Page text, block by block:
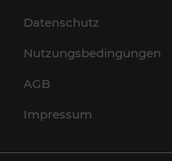
Datenschutz
Nutzungsbedingungen
AGB
Impressum